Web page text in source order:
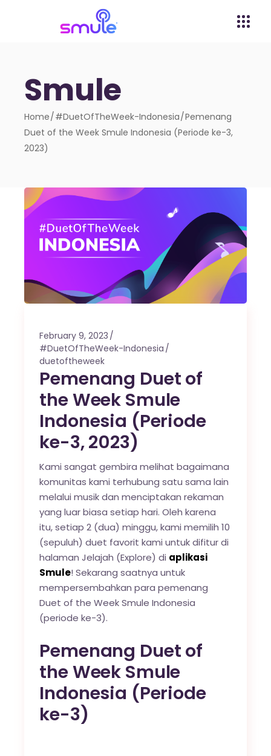
Smule
Home #DuetOfTheWeek-Indonesia Pemenang
Duet of the Week Smule Indonesia (Periode ke-3,
2023)
February 9, 2023
#DuetOfTheWeek-Indonesia
duetoftheweek
Pemenang Duet of
the Week Smule
Indonesia (Periode
ke-3, 2023)
Kami sangat gembira melihat bagaimana
komunitas kami terhubung satu sama lain
melalui musik dan menciptakan rekaman
yang luar biasa setiap hari. Oleh karena
itu, setiap 2 (dua) minggu, kami memilih 10
(sepuluh) duet favorit kami untuk difitur di
halaman Jelajah (Explore) di aplikasi
Smule! Sekarang saatnya untuk
mempersembahkan para pemenang
Duet of the Week Smule Indonesia
(periode ke-3).
Pemenang Duet of
the Week Smule
Indonesia (Periode
ke-3)